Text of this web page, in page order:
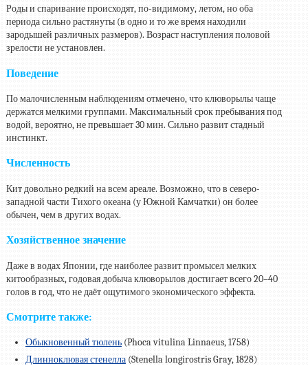
Роды и спаривание происходят, по-видимому, летом, но оба
периода сильно растянуты (в одно и то же время находили
зародышей различных размеров). Возраст наступления половой
зрелости не установлен.
Поведение
По малочисленным наблюдениям отмечено, что клюворылы чаще
держатся мелкими группами. Максимальный срок пребывания под
водой, вероятно, не превышает 30 мин. Сильно развит стадный
инстинкт.
Численность
Кит довольно редкий на всем ареале. Возможно, что в северо-
западной части Тихого океана (у Южной Камчатки) он более
обычен, чем в других водах.
Хозяйственное значение
Даже в водах Японии, где наиболее развит промысел мелких
китообразных, годовая добыча клюворылов достигает всего20–40
голов в год, что не даёт ощутимого экономического эффекта.
Смотрите также:
Обыкновенный тюлень(Phoca vitulina Linnaeus, 1758)
Длинноклювая стенелла(Stenella longirostris Gray, 1828)